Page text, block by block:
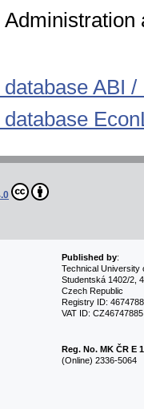
Administration
ABI
Published by:
Technical University
Studentská 1402/2,
Czech Republic
Registry ID:
VAT ID: CZ46747885
Reg. No. MK ČR E
(Online) 2336-5064